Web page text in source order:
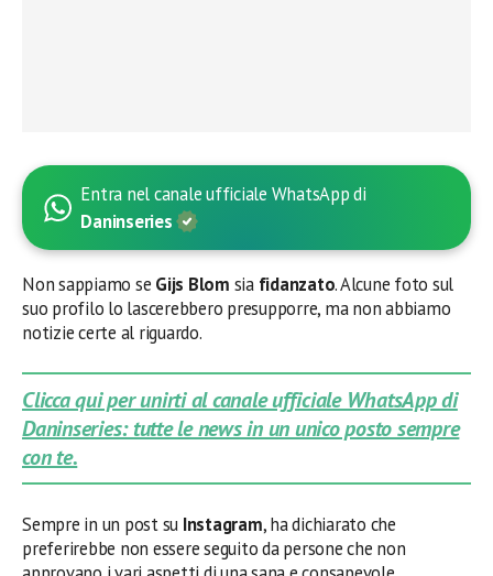
Entra nel canale ufficiale WhatsApp di
Daninseries
Non sappiamo se Gijs Blom sia fidanzato. Alcune foto sul
suo profilo lo lascerebbero presupporre, ma non abbiamo
notizie certe al riguardo.
Clicca qui per unirti al canale ufficiale WhatsApp di
Daninseries: tutte le news in un unico posto sempre
con te.
Sempre in un post su Instagram, ha dichiarato che
preferirebbe non essere seguito da persone che non